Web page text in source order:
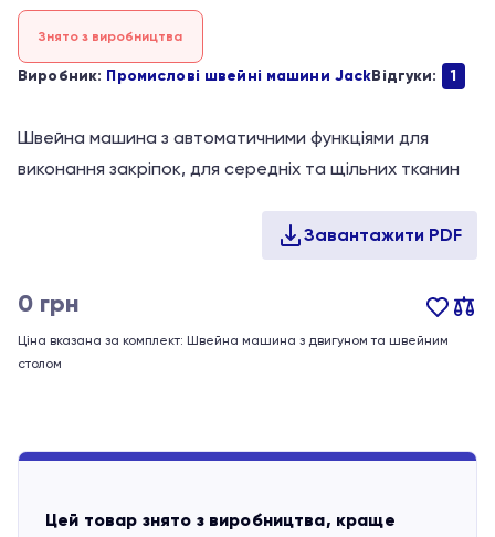
Знято з виробництва
Виробник: Промислові швейні машини JackВідгуки: 1
Швейна машина з автоматичними функціями для
виконання закріпок, для середніх та щільних тканин
0 грн
Ціна вказана за комплект: Швейна машина з двигуном та швейним
столом
Цей товар знято з виробництва, краще